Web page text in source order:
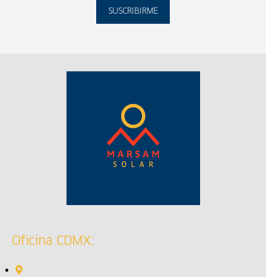
SUSCRIBIRME
Oficina CDMX: